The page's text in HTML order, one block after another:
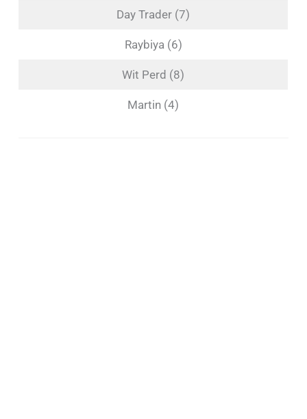
Day Trader (7)
Raybiya (6)
Wit Perd (8)
Martin (4)